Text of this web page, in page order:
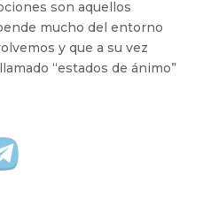
son aquellos
mucho del entorno
y que a su vez
“estados de ánimo”